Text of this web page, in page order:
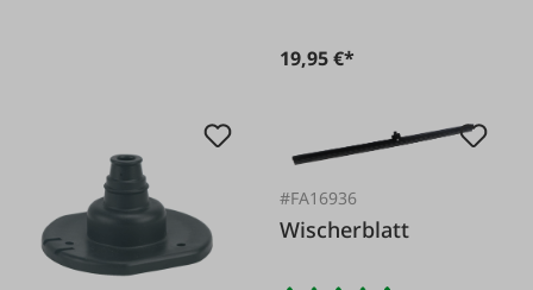
19,95 €*
#FA16936
Wischerblatt